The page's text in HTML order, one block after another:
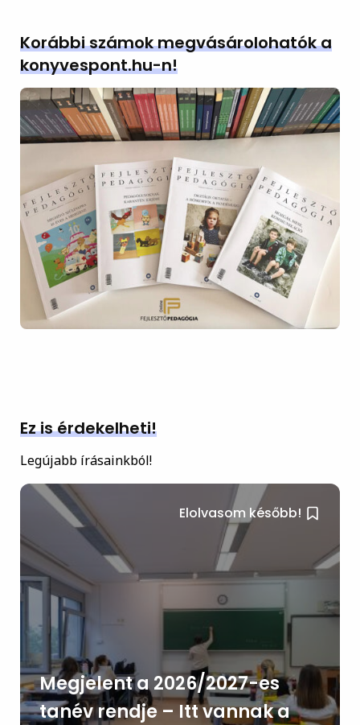
Korábbi számok megvásárolohatók a
konyvespont.hu-n!
Ez is érdekelheti!
Legújabb írásainkból!
Elolvasom később!
Megjelent a 2026/2027-es
tanév rendje – Itt vannak a